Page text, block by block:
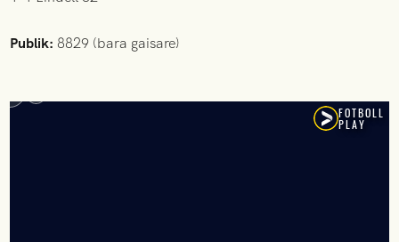
Publik:8829 (bara gaisare)